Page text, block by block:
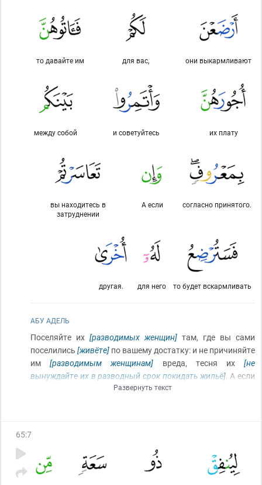
они выкармливают
для вас,
то давайте им
их плату
и советуйтесь
между собой
согласно принятого.
А если
вы находитесь в
затруднении
то будет вскармливать
для него
другая.
АБУ АДЕЛЬ
Поселяйте их [разводимых женщин] там, где вы сами
поселились [живёте] по вашему достатку: и не причиняйте
им[разводимым женщинам] вреда, тесня их[не
вынуждайте их в разводный срок покидать жильё]. А если
будут они обладательницами ноши
согласно принятому
[она должна быть в разумных
пределах]
. А если вы находитесь в затруднении, то будет
(ребёнка) [для отца]
другая
Развернуть текст
65:7